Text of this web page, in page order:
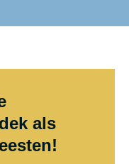
als